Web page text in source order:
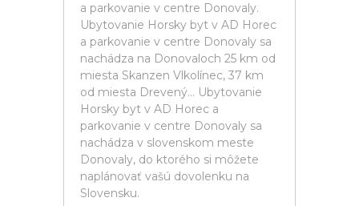
a parkovanie v centre Donovaly.
Ubytovanie Horsky byt v AD Horec
a parkovanie v centre Donovaly sa
nachádza na Donovaloch 25 km od
miesta Skanzen Vlkolínec, 37 km
od miesta Drevený... Ubytovanie
Horsky byt v AD Horec a
parkovanie v centre Donovaly sa
nachádza v slovenskom meste
Donovaly, do ktorého si môžete
naplánovať vašú dovolenku na
Slovensku.